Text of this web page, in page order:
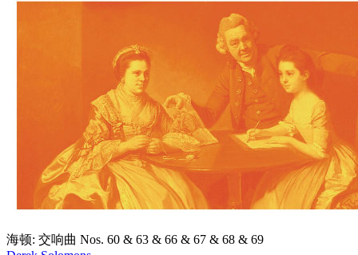
海顿: 交响曲 Nos. 60 & 63 & 66 & 67 & 68 & 69